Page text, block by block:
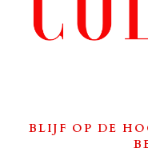
BLIJF OP DE